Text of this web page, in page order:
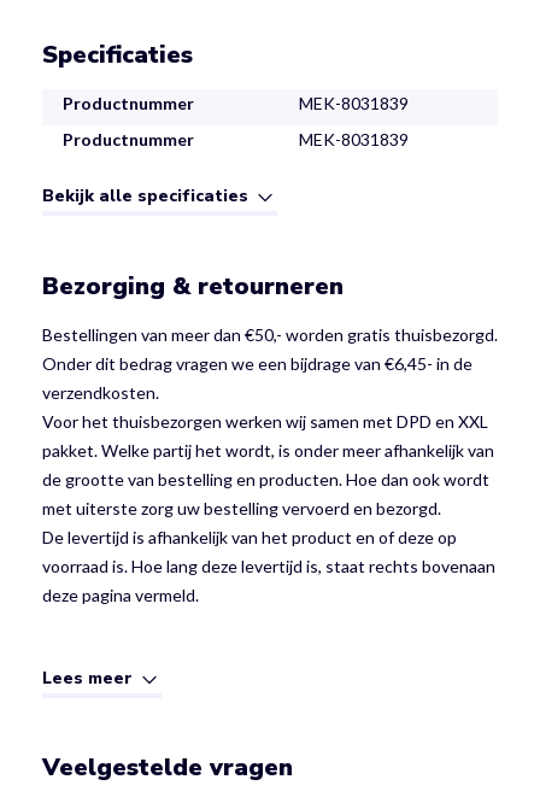
Specificaties
Productnummer
MEK-8031839
Productnummer
MEK-8031839
Bekijk alle specificaties
Bezorging & retourneren
Bestellingen van meer dan €50,- worden gratis thuisbezorgd.
Onder dit bedrag vragen we een bijdrage van €6,45- in de
verzendkosten.
Voor het thuisbezorgen werken wij samen met DPD en XXL
pakket. Welke partij het wordt, is onder meer afhankelijk van
de grootte van bestelling en producten. Hoe dan ook wordt
met uiterste zorg uw bestelling vervoerd en bezorgd.
De levertijd is afhankelijk van het product en of deze op
voorraad is. Hoe lang deze levertijd is, staat rechts bovenaan
deze pagina vermeld.
Lees meer
Veelgestelde vragen